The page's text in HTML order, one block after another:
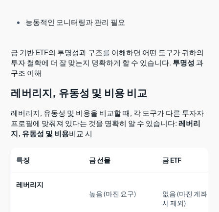
능동적인 모니터링과 관리 필요
금 기반 ETF의 투명성과 구조를 이해하면 어떤 도구가 귀하의
투자 철학에 더 잘 맞는지 명확하게 할 수 있습니다. 투명성 과
구조 이해
레버리지, 유동성 및 비용 비교
레버리지, 유동성 및 비용을 비교할 때, 각 도구가 다른 투자자
프로필에 맞춰져 있다는 것을 명확히 알 수 있습니다:레버리
지, 유동성 및 비용비교 시
특징 금 선물 금 ETF
레버리지
높음 (마진 요구)
없음 (마진 계좌 사
시 제외)